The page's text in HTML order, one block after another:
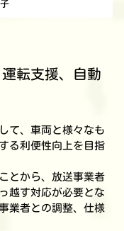
転支援、自動
て、車両と様々なも
る利便性向上を目指
とから、放送事業者
越す対応が必要とな
業者との調整、仕様